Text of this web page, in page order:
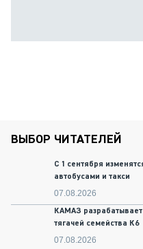
ВЫБОР ЧИТАТЕЛЕЙ
С 1 сентября
автобусами и такси
07.08.2026
КАМАЗ
тягачей семейства К6
07.08.2026